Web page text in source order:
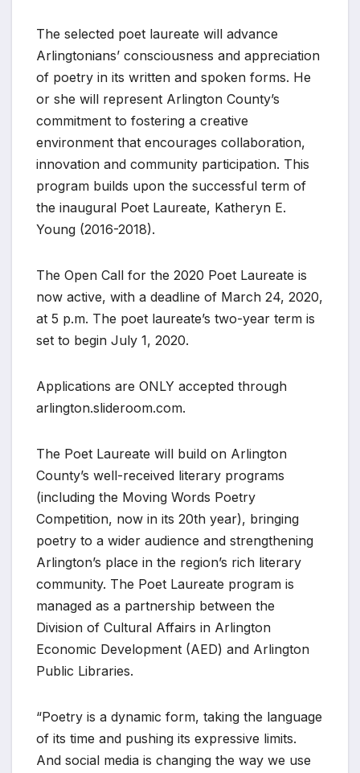
The selected poet laureate will advance
Arlingtonians’ consciousness and appreciation
of poetry in its written and spoken forms. He
or she will represent Arlington County’s
commitment to fostering a creative
environment that encourages collaboration,
innovation and community participation. This
program builds upon the successful term of
the inaugural Poet Laureate, Katheryn E.
Young (2016-2018).
The Open Call for the 2020 Poet Laureate is
now active, with a deadline of March 24, 2020,
at 5 p.m. The poet laureate’s two-year term is
set to begin July 1, 2020.
Applications are ONLY accepted through
arlington.slideroom.com.
The Poet Laureate will build on Arlington
County’s well-received literary programs
(including the Moving Words Poetry
Competition, now in its 20th year), bringing
poetry to a wider audience and strengthening
Arlington’s place in the region’s rich literary
community. The Poet Laureate program is
managed as a partnership between the
Division of Cultural Affairs in Arlington
Economic Development (AED) and Arlington
Public Libraries.
“Poetry is a dynamic form, taking the language
of its time and pushing its expressive limits.
And social media is changing the way we use